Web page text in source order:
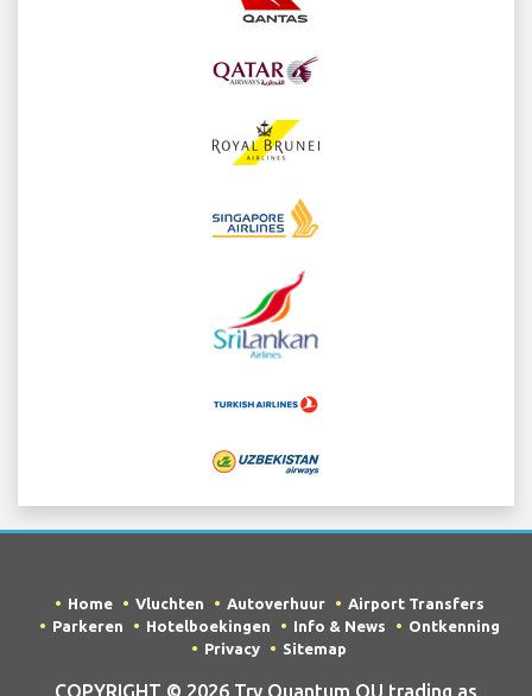
Home Vluchten Autoverhuur
Airport Transfers
Parkeren
Hotelboekingen Info & News
Ontkenning
Privacy
Sitemap
COPYRIGHT © 2026 Try Quantum OU trading as